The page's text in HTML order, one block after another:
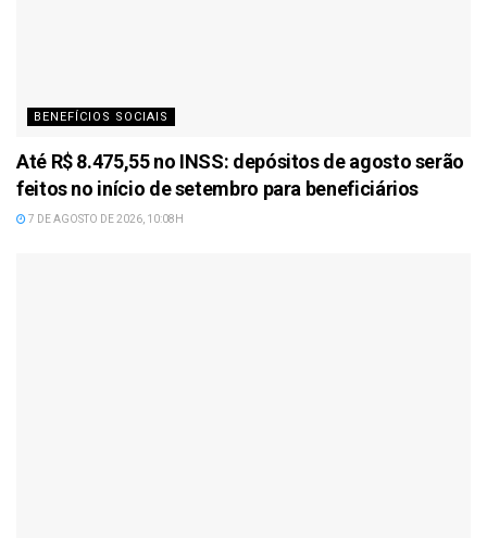
BENEFÍCIOS SOCIAIS
Até R$ 8.475,55 no INSS: depósitos de agosto serão
feitos no início de setembro para beneficiários
7 DE AGOSTO DE 2026, 10:08H